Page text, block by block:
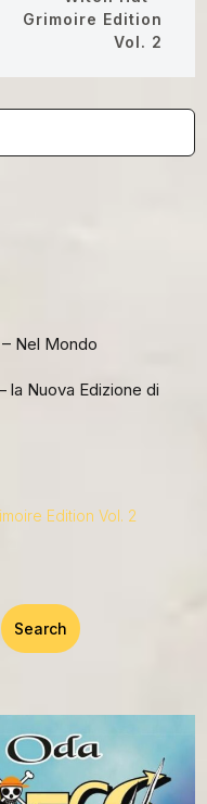
Grimoire Edition
Vol. 2
Nel Mondo
la Nuova Edizione di
Edition Vol. 2